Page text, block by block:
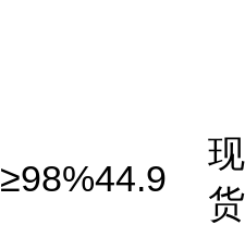
≥98%44.9
现
货